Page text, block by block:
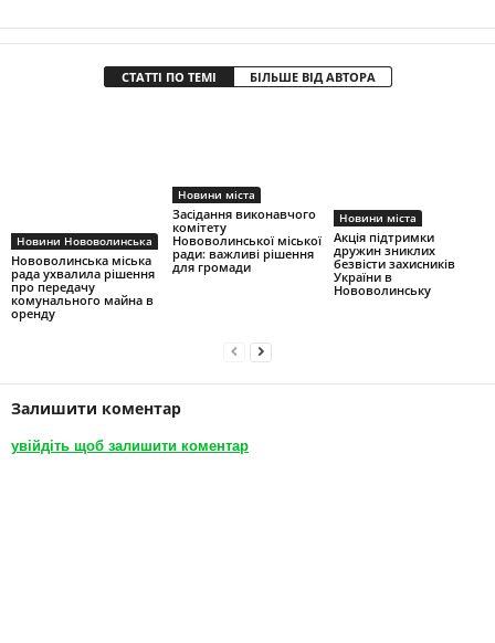
СТАТТІ ПО ТЕМІ БІЛЬШЕ ВІД АВТОРА
Новини Нововолинська
Нововолинська міська
рада ухвалила рішення
про передачу
комунального майна в
оренду
Новини міста
Засідання виконавчого
комітету
Нововолинської міської
ради: важливі рішення
для громади
Новини міста
Акція підтримки
дружин зниклих
безвісти захисників
України в
Нововолинську
Залишити коментар
увійдіть щоб залишити коментар